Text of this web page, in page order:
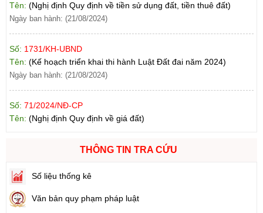
Số:1731/KH-UBND
Ngày ban hành: (21/08/2024)
Số:71/2024/NĐ-CP
Ngày ban hành: (21/08/2024)
Số:88/2024/NĐ-CP
Tên:
THÔNG TIN TRA CỨU
Số liệu thống kê
Văn bản quy phạm pháp luật